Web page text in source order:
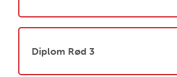
Diplom Rød 3